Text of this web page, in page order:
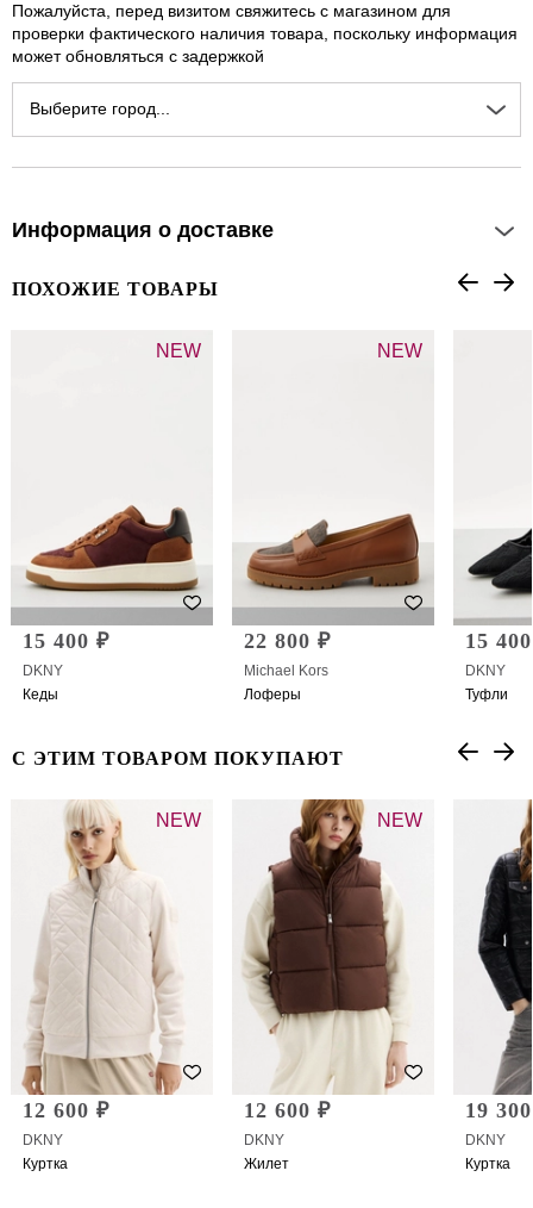
Пожалуйста, перед визитом свяжитесь с магазином для
проверки фактического наличия товара, поскольку информация
может обновляться с задержкой
Выберите город...
Информация о доставке
ПОХОЖИЕ ТОВАРЫ
NEW
15 400 ₽
DKNY
Кеды
NEW
22 800 ₽
Michael Kors
Лоферы
15
DKNY
Туфли
С ЭТИМ ТОВАРОМ ПОКУПАЮТ
NEW
12 600 ₽
DKNY
Куртка
NEW
12 600 ₽
DKNY
Жилет
19
DKNY
Куртка